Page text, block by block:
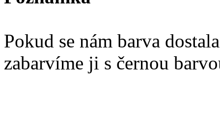
Pokud se nám barva
zabarvíme ji s černou